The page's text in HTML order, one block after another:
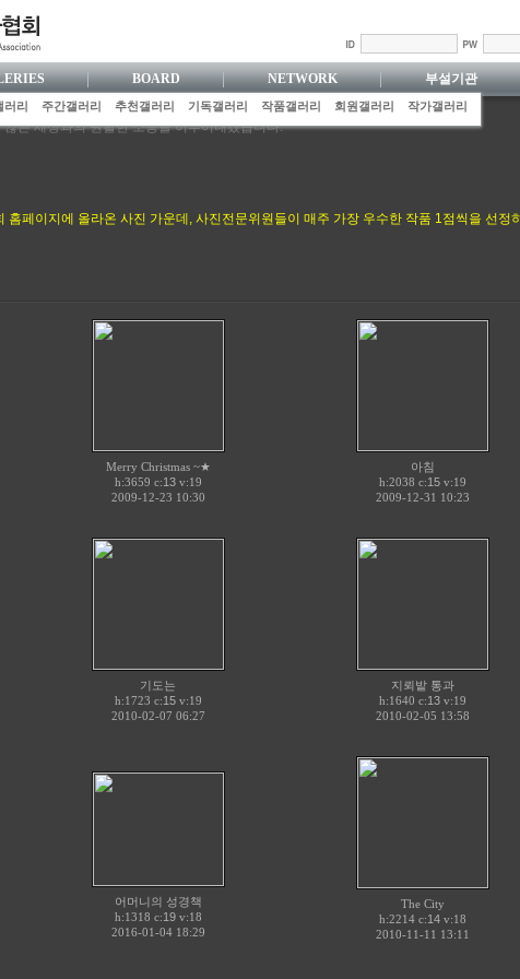
러리 주간갤러리 추천갤러리 기독갤러리 작품갤러리 회원갤러리 작가갤러리
BOARD NETWORK 부설기관
않는 세상과의 원활한 소통을 이루어내겠습니다.
복음을 담아내기 위해 최선을 다하겠습니다.
홈페이지에 올라온 사진 가운데, 사진전문위원들이 매주 가장 우수한 작품 1점씩을 선정
Merry Christmas ~★
h:3659 c:13v:19
2009-12-23 10:30
아침
h:2038 c:15 v:19
2009-12-31 10:23
기도는
h:1723 c:15v:19
2010-02-07 06:27
지뢰밭 통과
h:1640 c:13 v:19
2010-02-05 13:58
어머니의 성경책
h:1318 c:19v:18
2016-01-04 18:29
The City
h:2214 c:14 v:18
2010-11-11 13:11